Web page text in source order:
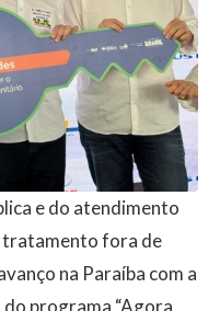
e do atendimento
tratamento fora de
na Paraíba com a
programa “Agora